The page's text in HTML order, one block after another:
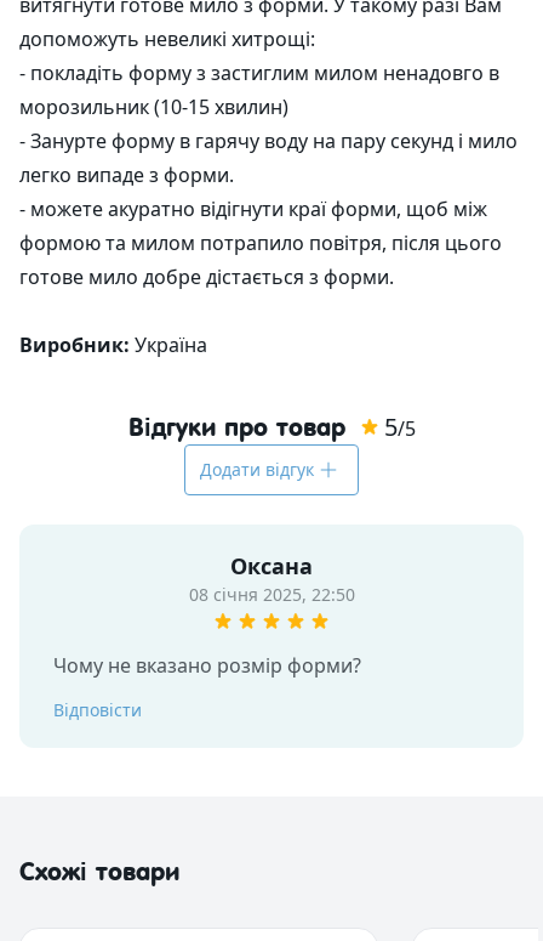
допоможуть невеликі хитрощі:
- покладіть форму з застиглим милом ненадовго в
морозильник (10-15 хвилин)
- Занурте форму в гарячу воду на пару секунд і мило
легко випаде з форми.
- можете акуратно відігнути краї форми, щоб між
формою та милом потрапило повітря, після цього
готове мило добре дістається з форми.
Виробник: Україна
Відгуки про товар 5/5
Додати відгук
Оксана
08 січня 2025, 22:50
Чому не вказано розмір форми?
Відповісти
Схожі товари